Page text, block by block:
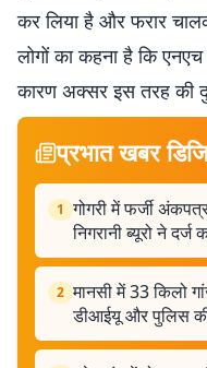
कर लिया है और फरार
लोगों का कहना है कि
कारण अक्सर इस तरह की
प्रभात खबर
1 गोगरी में फर्जी
निगरानी ब्यूरो ने दर्ज
2 मानसी में 33 किलो
डीआईयू और पुलिस की